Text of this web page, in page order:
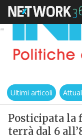
Ultimi articoli
Posticipata la
terrà dal 6